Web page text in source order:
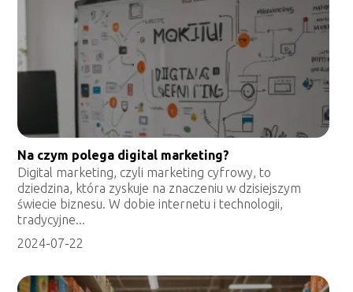
Na czym polega digital marketing?
Digital marketing, czyli marketing cyfrowy, to
dziedzina, która zyskuje na znaczeniu w dzisiejszym
świecie biznesu. W dobie internetu i technologii,
tradycyjne...
2024-07-22